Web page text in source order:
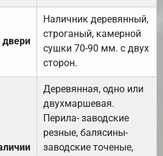
двери
Наличник деревянный,
строганый, камерной
сушки 70-90 мм. с двух
сторон.
Деревянная, одно или
двухмаршевая.
Перила- заводские
резные, балясины-
заводские точеные,